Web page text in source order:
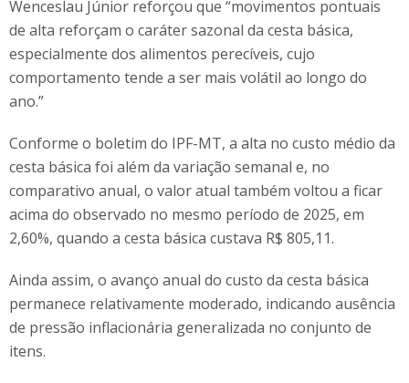
Wenceslau Júnior reforçou que “movimentos pontuais
de alta reforçam o caráter sazonal da cesta básica,
especialmente dos alimentos perecíveis, cujo
comportamento tende a ser mais volátil ao longo do
ano.”
Conforme o boletim do IPF-MT, a alta no custo médio da
cesta básica foi além da variação semanal e, no
comparativo anual, o valor atual também voltou a ficar
acima do observado no mesmo período de 2025, em
2,60%, quando a cesta básica custava R$ 805,11.
Ainda assim, o avanço anual do custo da cesta básica
permanece relativamente moderado, indicando ausência
de pressão inflacionária generalizada no conjunto de
itens.